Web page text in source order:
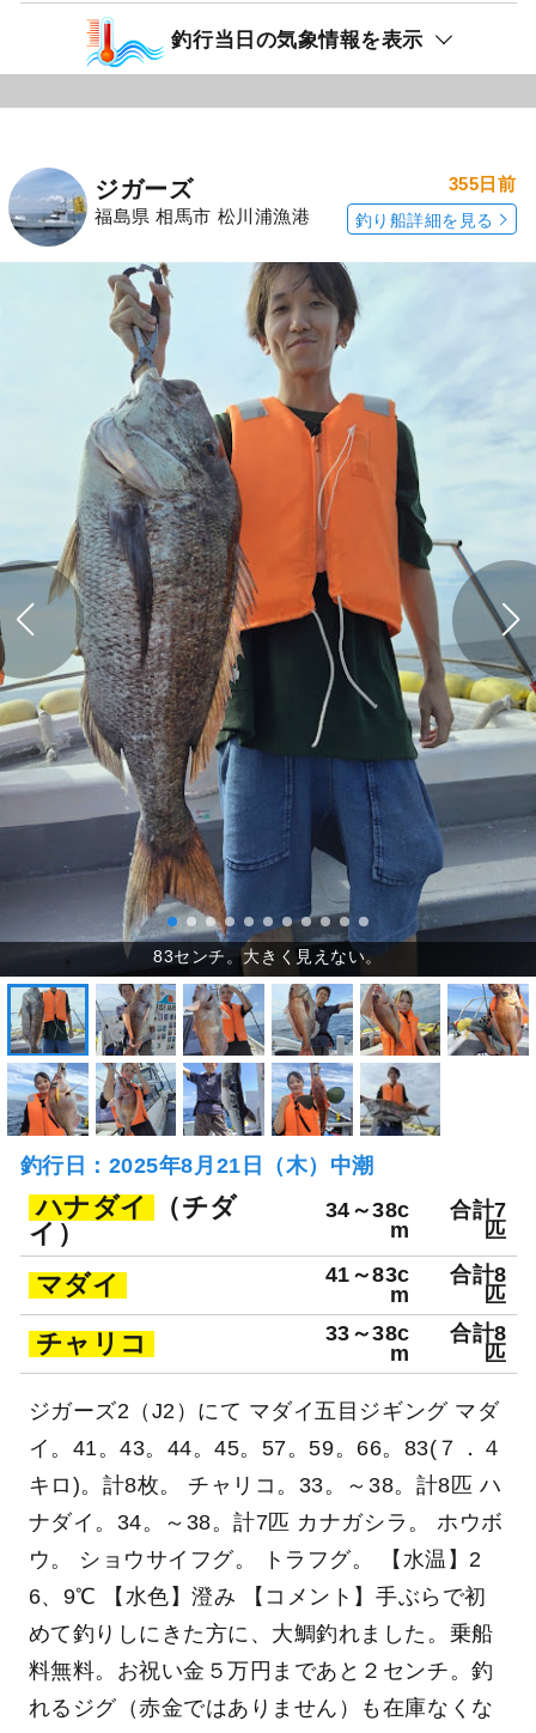
釣行当日の気象情報を表示
ジガーズ
福島県 相馬市 松川浦漁港
355日前
釣り船詳細を見る
釣行日：2025年8月21日（木）中潮
ハナダイ
（チダ
イ）
34～38c
m
合計7
匹
マダイ
41～83c
m
合計8
匹
チャリコ
33～38c
m
合計8
匹
ジガーズ2（J2）にて マダイ五目ジギング マダ
イ。41。43。44。45。57。59。66。83(７．４
キロ)。計8枚。 チャリコ。33。～38。計8匹 ハ
ナダイ。34。～38。計7匹 カナガシラ。 ホウボ
ウ。 ショウサイフグ。 トラフグ。 【水温】2
6、9℃ 【水色】澄み 【コメント】手ぶらで初
めて釣りしにきた方に、大鯛釣れました。乗船
料無料。お祝い金５万円まであと２センチ。釣
れるジグ（赤金ではありません）も在庫なくな